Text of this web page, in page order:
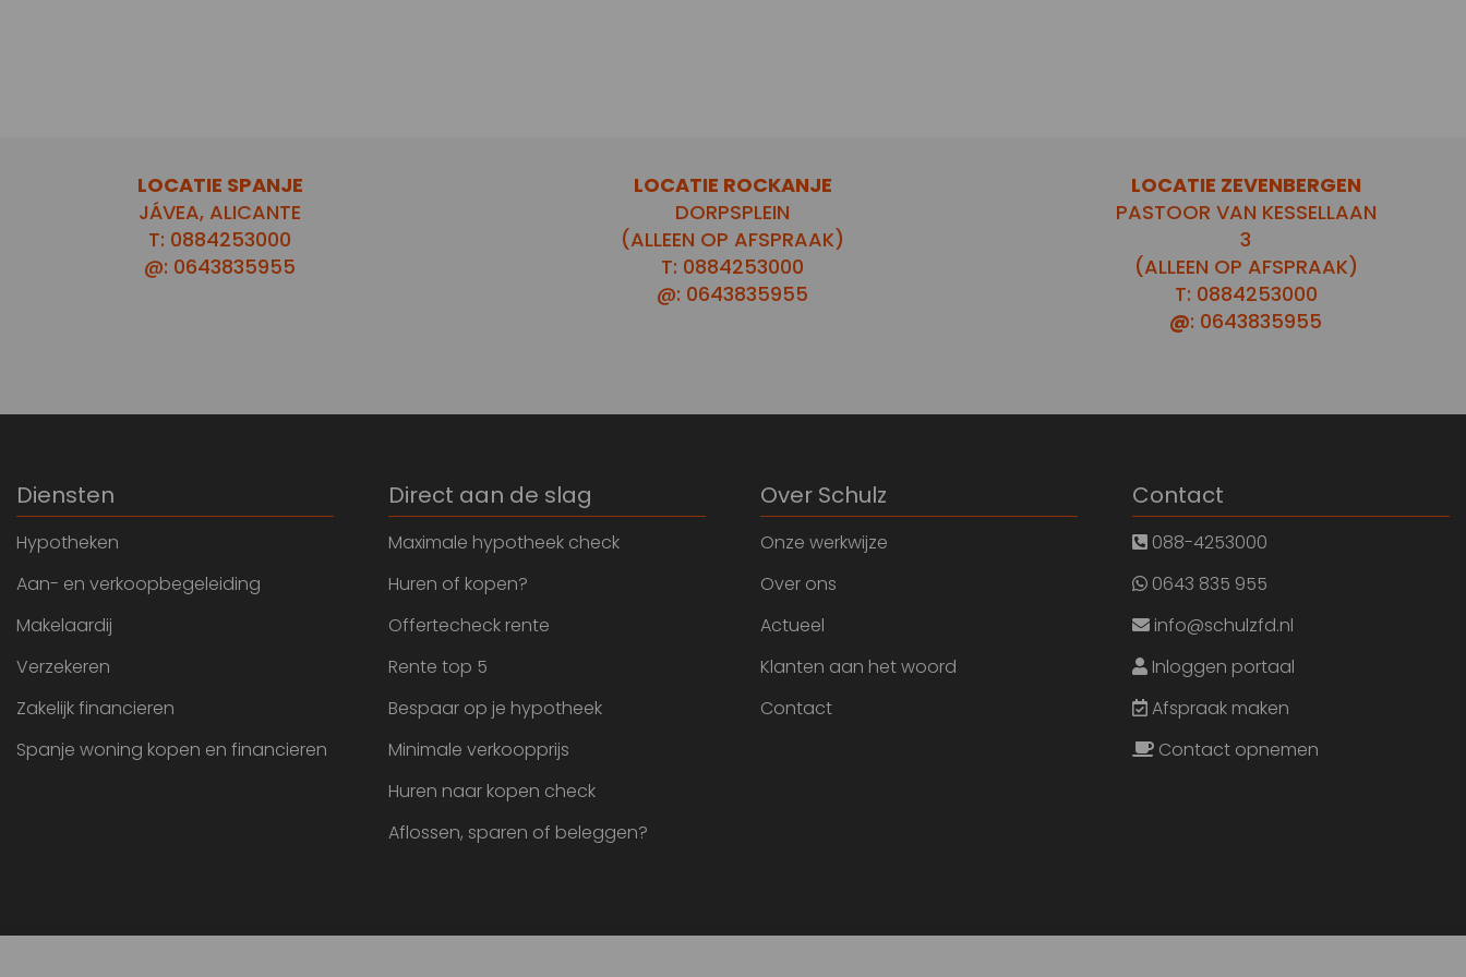
LOCATIE SPANJE
JÁVEA, ALICANTE
T: 0884253000
@: 0643835955
LOCATIE ROCKANJE
DORPSPLEIN
(ALLEEN OP AFSPRAAK)
T: 0884253000
@: 0643835955
LOCATIE ZEVENBERGEN
PASTOOR VAN KESSELLAAN
3
(ALLEEN OP AFSPRAAK)
T: 0884253000
@: 0643835955
Diensten
Hypotheken
Aan- en verkoopbegeleiding
Makelaardij
Verzekeren
Zakelijk financieren
Spanje woning kopen en financieren
Direct aan de slag
Maximale hypotheek check
Huren of kopen?
Offertecheck rente
Rente top 5
Bespaar op je hypotheek
Minimale verkoopprijs
Huren naar kopen check
Aflossen, sparen of beleggen?
Over Schulz
Onze werkwijze
Over ons
Actueel
Klanten aan het woord
Contact
Contact
088-4253000
0643 835 955
info@schulzfd.nl
Inloggen portaal
Afspraak maken
Contact opnemen